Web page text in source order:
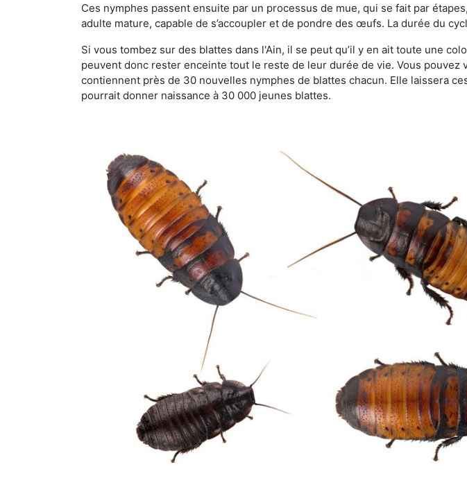
Ces nymphes passent ensuite par un processus de mue, qui se fait par
adulte mature, capable de s’accoupler et de pondre des œufs. La durée du
Si vous tombez sur des blattes dans l'Ain, il se peut qu’il y en ait toute une
peuvent donc rester enceinte tout le reste de leur durée de vie. Vous
contiennent près de 30 nouvelles nymphes de blattes chacun. Elle laissera
pourrait donner naissance à 30 000 jeunes blattes.